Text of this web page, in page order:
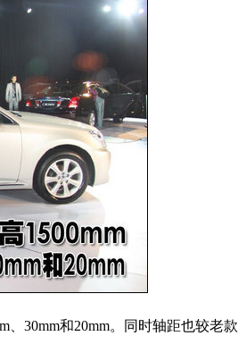
30mm和20mm。同时轴距也较老